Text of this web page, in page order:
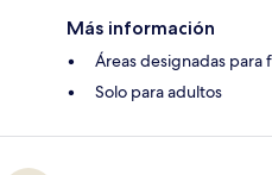
Más información
Áreas designadas para
Solo para adultos